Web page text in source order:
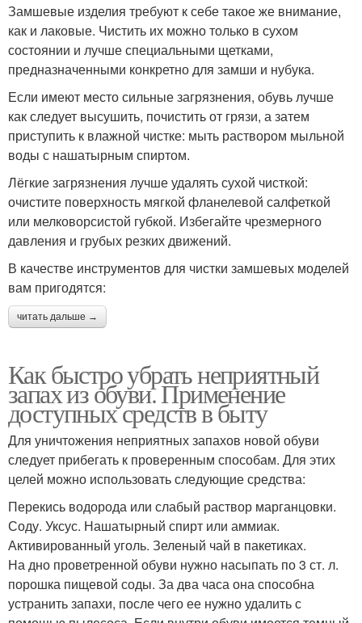
Замшевые изделия требуют к себе такое же внимание,
как и лаковые. Чистить их можно только в сухом
состоянии и лучше специальными щетками,
предназначенными конкретно для замши и нубука.
Если имеют место сильные загрязнения, обувь лучше
как следует высушить, почистить от грязи, а затем
приступить к влажной чистке: мыть раствором мыльной
воды с нашатырным спиртом.
Лёгкие загрязнения лучше удалять сухой чисткой:
очистите поверхность мягкой фланелевой салфеткой
или мелковорсистой губкой. Избегайте чрезмерного
давления и грубых резких движений.
В качестве инструментов для чистки замшевых моделей
вам пригодятся:
читать дальше →
Как быстро убрать неприятный
запах из обуви. Применение
доступных средств в быту
Для уничтожения неприятных запахов новой обуви
следует прибегать к проверенным способам. Для этих
целей можно использовать следующие средства:
Перекись водорода или слабый раствор марганцовки.
Соду. Уксус. Нашатырный спирт или аммиак.
Активированный уголь. Зеленый чай в пакетиках.
На дно проветренной обуви нужно насыпать по 3 ст. л.
порошка пищевой соды. За два часа она способна
устранить запахи, после чего ее нужно удалить с